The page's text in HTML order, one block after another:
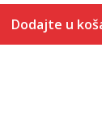
Dodajte u